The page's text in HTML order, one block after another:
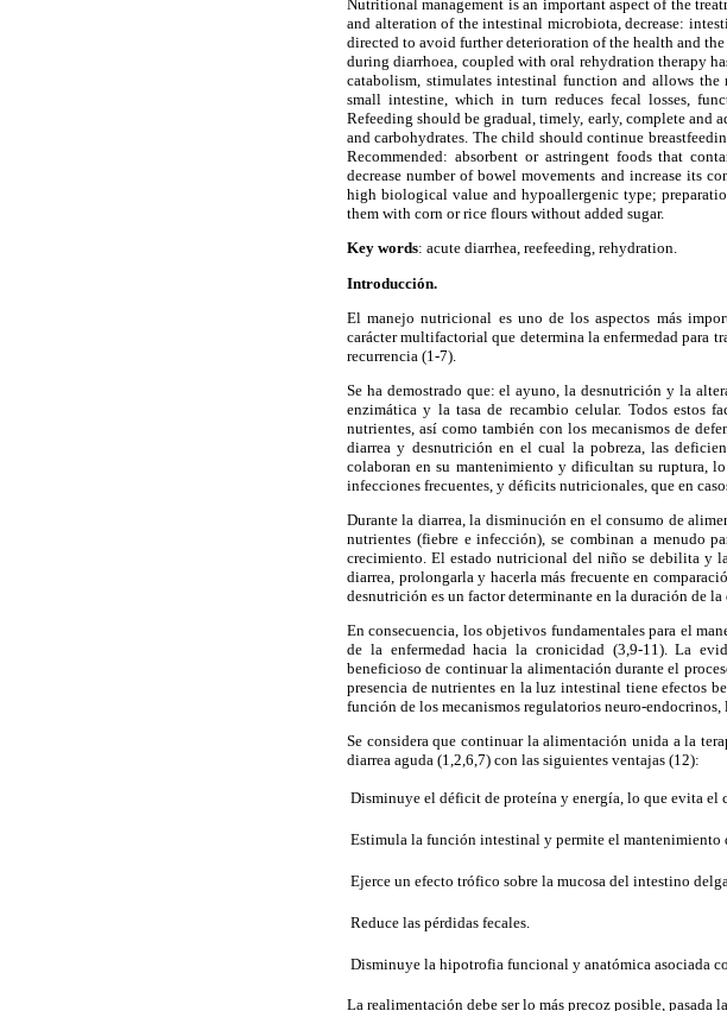
Nutritional management is an important aspect of the
and alteration of the intestinal microbiota, decrease:
directed to avoid further deterioration of the health and
during diarrhoea, coupled with oral rehydration therapy
catabolism, stimulates intestinal function and allows
small intestine, which in turn reduces fecal losses,
Refeeding should be gradual, timely, early, complete and
and carbohydrates. The child should continue
Recommended: absorbent or astringent foods that
decrease number of bowel movements and increase its
high biological value and hypoallergenic type;
them with corn or rice flours without added sugar.
Key words: acute diarrhea, reefeeding, rehydration.
Introducción.
El manejo nutricional es uno de los aspectos más
carácter multifactorial que determina la enfermedad para
recurrencia (1-7).
Se ha demostrado que: el ayuno, la desnutrición y la
enzimática y la tasa de recambio celular. Todos estos
nutrientes, así como también con los mecanismos de
diarrea y desnutrición en el cual la pobreza, las
colaboran en su mantenimiento y dificultan su ruptura,
infecciones frecuentes, y déficits nutricionales, que en
Durante la diarrea, la disminución en el consumo de
nutrientes (fiebre e infección), se combinan a menudo
crecimiento. El estado nutricional del niño se debilita y
diarrea, prolongarla y hacerla más frecuente en
desnutrición es un factor determinante en la duración de
En consecuencia, los objetivos fundamentales para el
de la enfermedad hacia la cronicidad (3,9-11). La
beneficioso de continuar la alimentación durante el
presencia de nutrientes en la luz intestinal tiene efectos
función de los mecanismos regulatorios neuro-
Se considera que continuar la alimentación unida a la
diarrea aguda (1,2,6,7) con las siguientes ventajas (12):
 Disminuye el déficit de proteína y energía, lo que evita el
 Estimula la función intestinal y permite el mantenimiento
 Ejerce un efecto trófico sobre la mucosa del intestino
 Reduce las pérdidas fecales.
 Disminuye la hipotrofia funcional y anatómica asociada
La realimentación debe ser lo más precoz posible,